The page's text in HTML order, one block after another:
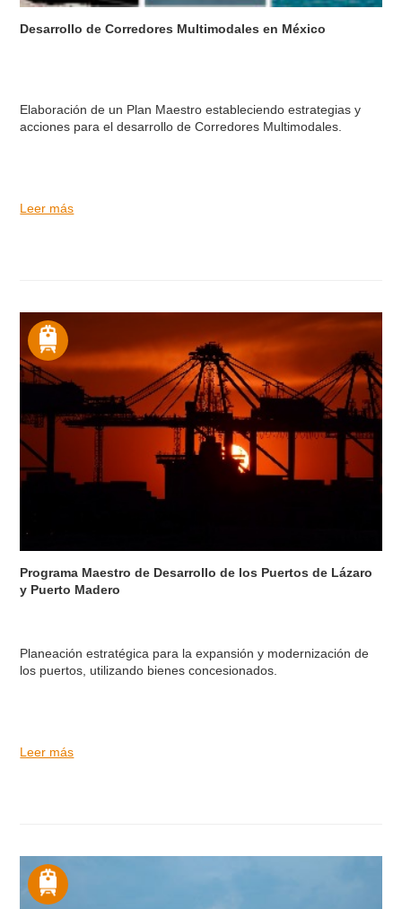
Desarrollo de Corredores Multimodales en México
Elaboración de un Plan Maestro estableciendo estrategias y
acciones para el desarrollo de Corredores Multimodales.
Leer más
Programa Maestro de Desarrollo de los Puertos de Lázaro
y Puerto Madero
Planeación estratégica para la expansión y modernización de
los puertos, utilizando bienes concesionados.
Leer más